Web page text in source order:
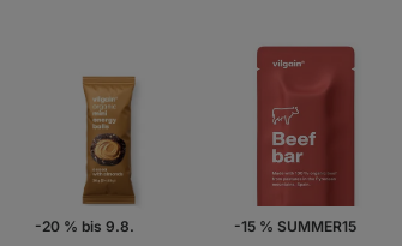
-20 % bis 9.8. -15 % SUMMER15